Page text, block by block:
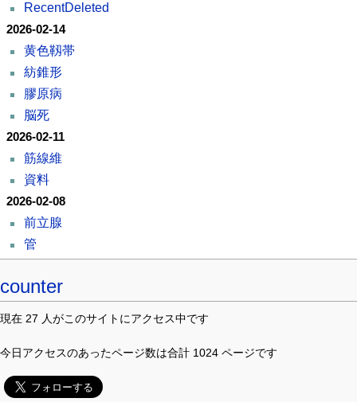
RecentDeleted
2026-02-14
黄色靱帯
紡錐形
膠原病
脳死
2026-02-11
筋線維
資料
2026-02-08
前立腺
管
counter
現在 27 人がこのサイトにアクセス中です
今日アクセスのあったページ数は合計 1024 ページです